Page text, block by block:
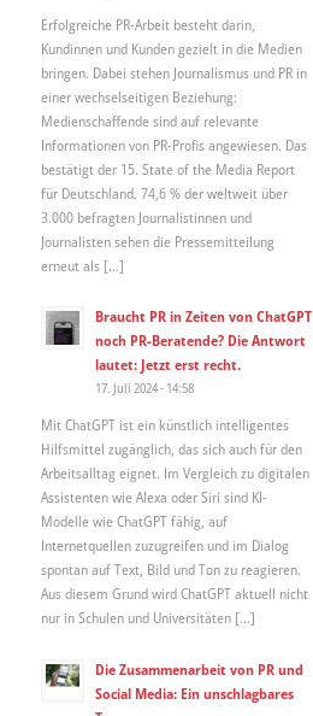
Erfolgreiche PR-Arbeit besteht darin,
Kundinnen und Kunden gezielt in die Medien
bringen. Dabei stehen Journalismus und PR in
einer wechselseitigen Beziehung:
Medienschaffende sind auf relevante
Informationen von PR-Profis angewiesen. Das
bestätigt der 15. State of the Media Report
für Deutschland. 74,6 % der weltweit über
3.000 befragten Journalistinnen und
Journalisten sehen die Pressemitteilung
erneut als […]
Braucht PR in Zeiten von ChatGPT
noch PR-Beratende? Die Antwort
lautet: Jetzt erst recht.
17. Juli 2024 - 14:58
Mit ChatGPT ist ein künstlich intelligentes
Hilfsmittel zugänglich, das sich auch für den
Arbeitsalltag eignet. Im Vergleich zu digitalen
Assistenten wie Alexa oder Siri sind KI-
Modelle wie ChatGPT fähig, auf
Internetquellen zuzugreifen und im Dialog
spontan auf Text, Bild und Ton zu reagieren.
Aus diesem Grund wird ChatGPT aktuell nicht
nur in Schulen und Universitäten […]
Die Zusammenarbeit von PR und
Social Media: Ein unschlagbares